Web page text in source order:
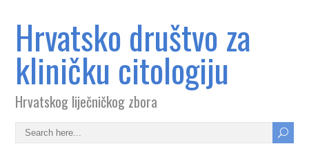
Hrvatsko društvo za
kliničku citologiju
Hrvatskog liječničkog zbora